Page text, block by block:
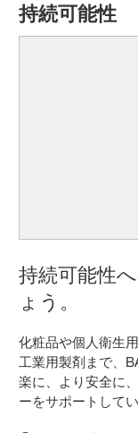
持続可能性
持続可能性
ょう。
化粧品や個人衛生
工業用製剤まで、
楽に、より安全に
ーをサポートしてい